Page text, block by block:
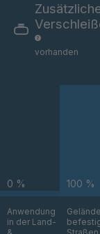
vorhanden
0 %
Anwendung
in der Land-
100 %